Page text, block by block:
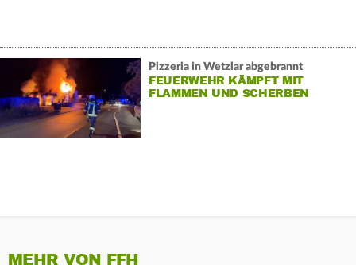
Pizzeria in Wetzlar abgebrannt
FEUERWEHR KÄMPFT MIT
FLAMMEN UND SCHERBEN
MEHR VON FFH